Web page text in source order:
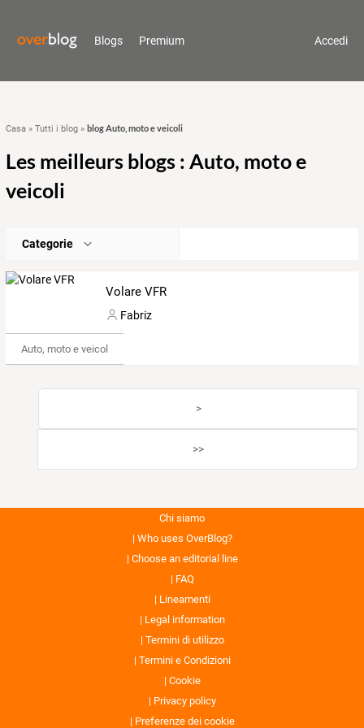
Blogs Premium Accedi
Casa » Tutti i blog » blog Auto, moto e veicoli
Les meilleurs blogs : Auto, moto e
veicoli
Categorie
Volare VFR
Fabriz
Auto, moto e veicoli
>
>>
Chi siamo
Who uses OverBlog?
Choose an editorial line
FAQ
Lineamenti
Legal information
Termini di utilizzo
Termini e Condizioni
Cookie
Privacy policy
Preferenze dei cookie